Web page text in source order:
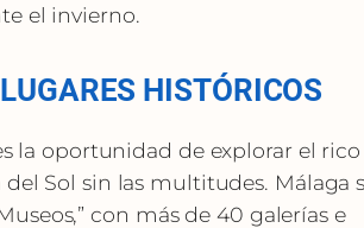
el invierno.
HISTÓRICOS
la oportunidad de explorar el rico
Sol sin las multitudes. Málaga
con más de 40 galerías e